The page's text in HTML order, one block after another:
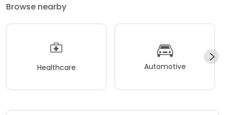
Browse nearby
Healthcare Automotive